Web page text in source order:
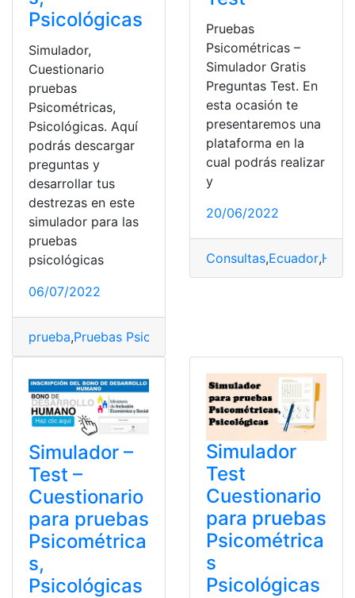
Psicológicas
Simulador,
Cuestionario
pruebas
Psicométricas,
Psicológicas. Aquí
podrás descargar
preguntas y
desarrollar tus
destrezas en este
simulador para las
pruebas
psicológicas
06/07/2022
prueba,Pruebas Psicométricas
Pruebas
Psicométricas –
Simulador Gratis
Preguntas Test. En
esta ocasión te
presentaremos una
plataforma en la
cual podrás realizar
y
20/06/2022
Consultas,Ecuador,
Simulador –
Test –
Cuestionario
para pruebas
Psicométrica
s,
Psicológicas
Simulador
Test
Cuestionario
para pruebas
Psicométrica
s
Psicológicas